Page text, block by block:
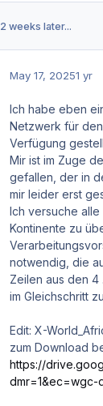
2 weeks later...
May 17, 20251 yr
Ich habe eben
Netzwerk für
Verfügung
Mir ist im Zuge
gefallen, der in
mir leider erst
Ich versuche
Kontinente zu
notwendig, die
Zeilen aus den 4
im Gleichschritt
Edit: X-
zum Download
https://